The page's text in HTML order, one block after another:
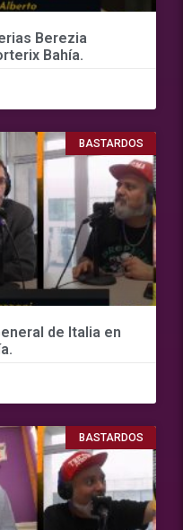
Berezia
Bahía.
BASTARDOS
de Italia en
BASTARDOS